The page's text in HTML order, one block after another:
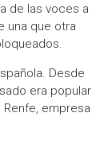
de las voces a
una que otra
Desde
era popular
empresa